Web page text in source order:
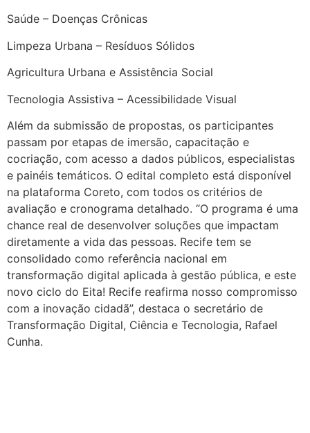
Saúde – Doenças Crônicas
Limpeza Urbana – Resíduos Sólidos
Agricultura Urbana e Assistência Social
Tecnologia Assistiva – Acessibilidade Visual
Além da submissão de propostas, os participantes
passam por etapas de imersão, capacitação e
cocriação, com acesso a dados públicos, especialistas
e painéis temáticos. O edital completo está disponível
na plataforma Coreto, com todos os critérios de
avaliação e cronograma detalhado. “O programa é uma
chance real de desenvolver soluções que impactam
diretamente a vida das pessoas. Recife tem se
consolidado como referência nacional em
transformação digital aplicada à gestão pública, e este
novo ciclo do Eita! Recife reafirma nosso compromisso
com a inovação cidadã”, destaca o secretário de
Transformação Digital, Ciência e Tecnologia, Rafael
Cunha.